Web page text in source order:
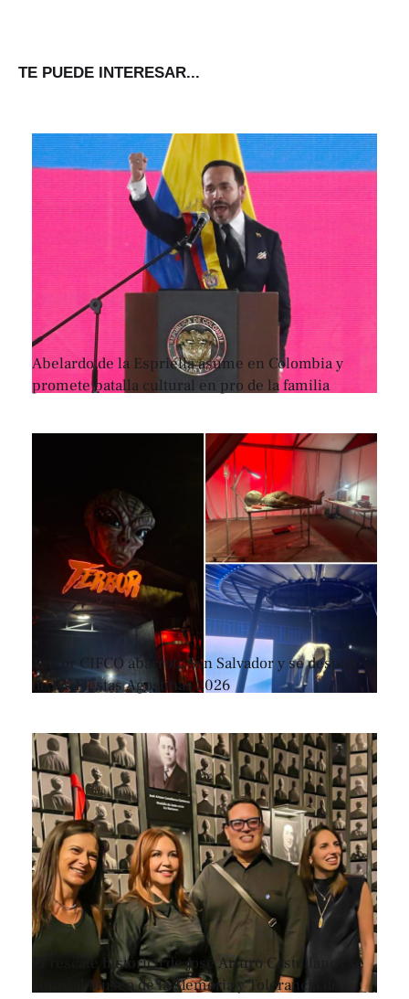
TE PUEDE INTERESAR...
Abelardo de la Espriella asume en Colombia y
promete batalla cultural en pro de la familia
Terror CIFCO abarrota San Salvador y se despide
de las Fiestas Agostinas 2026
El rescate histórico de José Arturo Castellanos se
suma al Museo de la Memoria y Tolerancia de